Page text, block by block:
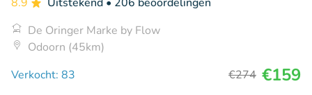
De Oringer Marke by Flow
Odoorn (45km)
Verkocht: 83
€274 €159